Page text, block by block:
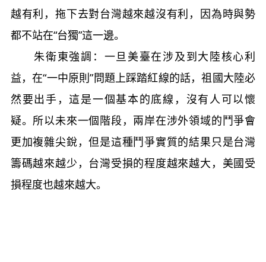
越有利，拖下去對台灣越來越沒有利，因為時與勢
都不站在“台獨”這一邊。
朱衛東強調：一旦美臺在涉及到大陸核心利
益，在“一中原則”問題上踩踏紅線的話，祖國大陸必
然要出手，這是一個基本的底線，沒有人可以懷
疑。所以未來一個階段，兩岸在涉外領域的鬥爭會
更加複雜尖銳，但是這種鬥爭實質的結果只是台灣
籌碼越來越少，台灣受損的程度越來越大，美國受
損程度也越來越大。